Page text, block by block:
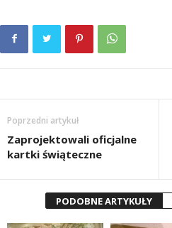
Poprzedni artykuł
Zaprojektowali oficjalne
kartki świąteczne
PODOBNE ARTYKUŁY